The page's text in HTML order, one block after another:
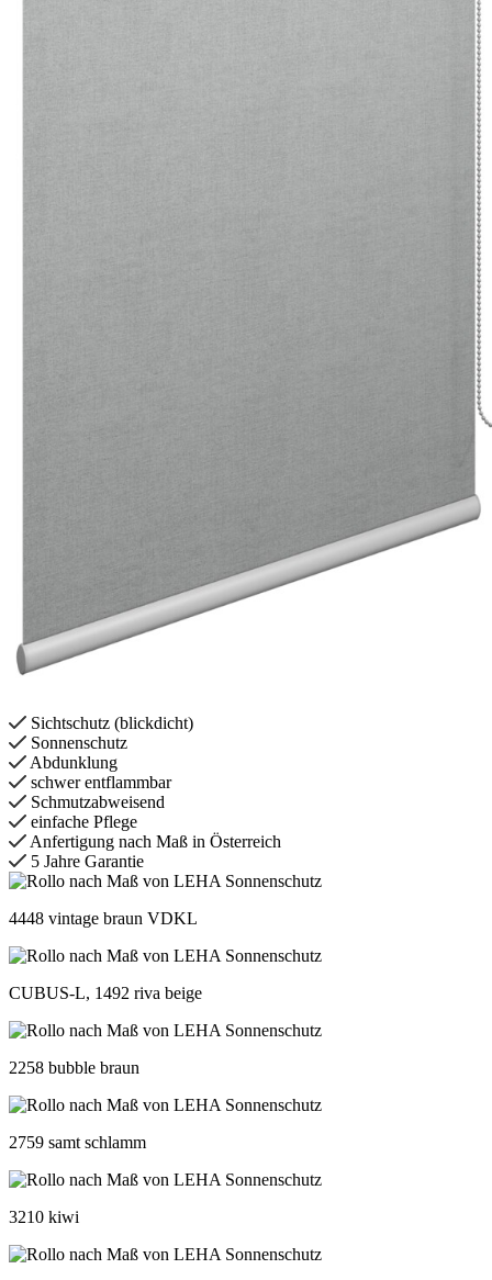
Sichtschutz (blickdicht)
Sonnenschutz
Abdunklung
schwer entflammbar
Schmutzabweisend
einfache Pflege
Anfertigung nach Maß in Österreich
5 Jahre Garantie
4448 vintage braun VDKL
CUBUS-L, 1492 riva beige
2258 bubble braun
2759 samt schlamm
3210 kiwi